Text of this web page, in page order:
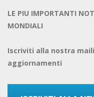
LE PIU IMPORTANTI
MONDIALI
Iscriviti alla nostra
aggiornamenti